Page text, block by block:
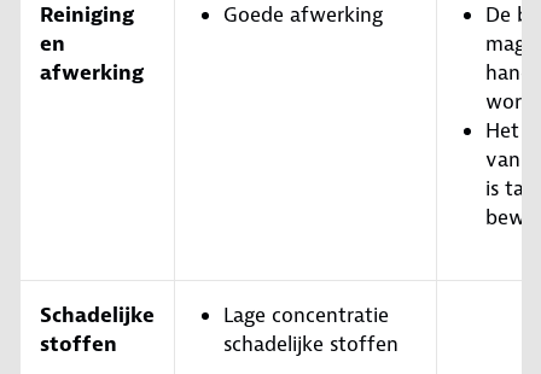
Reiniging
en
afwerking
Goede afwerking
De
mag
hand
Het
van
is
Schadelijke
stoffen
Lage concentratie
schadelijke stoffen